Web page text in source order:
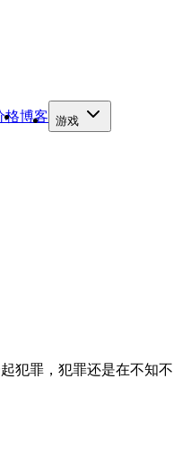
格博客 游戏
犯罪，犯罪还是在不知不